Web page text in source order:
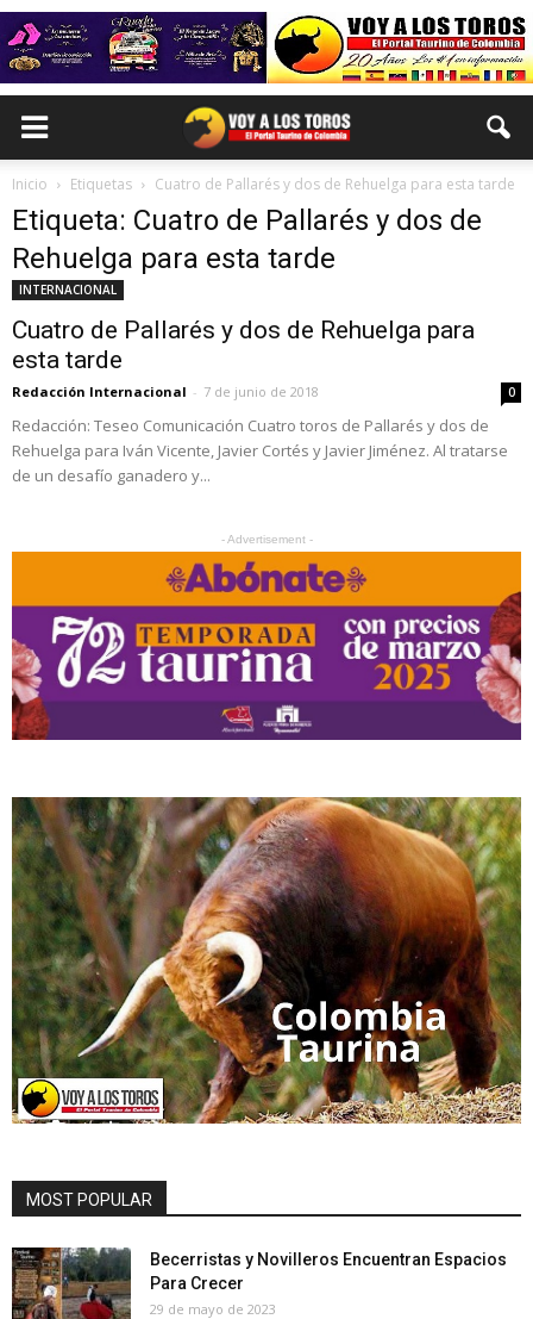
Inicio Etiquetas Cuatro de Pallarés y dos de Rehuelga para esta tarde
Etiqueta: Cuatro de Pallarés y dos de
Rehuelga para esta tarde
INTERNACIONAL
Cuatro de Pallarés y dos de Rehuelga para
esta tarde
Redacción Internacional - 7 de junio de 2018 0
Redacción: Teseo Comunicación Cuatro toros de Pallarés y dos de
Rehuelga para Iván Vicente, Javier Cortés y Javier Jiménez. Al tratarse
de un desafío ganadero y...
- Advertisement -
MOST POPULAR
Becerristas y Novilleros Encuentran Espacios
Para Crecer
29 de mayo de 2023